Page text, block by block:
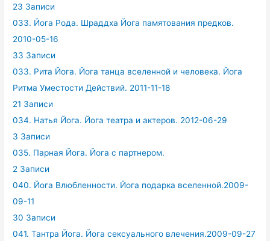
23 Записи
033. Йога Рода. Шраддха Йога памятования предков.
2010-05-16
33 Записи
033. Рита Йога. Йога танца вселенной и человека. Йога
Ритма Уместости Действий. 2011-11-18
21 Записи
034. Натья Йога. Йога театра и актеров. 2012-06-29
3 Записи
035. Парная Йога. Йога с партнером.
2 Записи
040. Йога Влюбленности. Йога подарка вселенной.2009-
09-11
30 Записи
041. Тантра Йога. Йога сексуального влечения.2009-09-27